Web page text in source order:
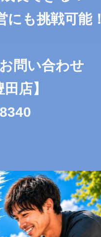
にも挑戦可能！
問い合わせ
店】